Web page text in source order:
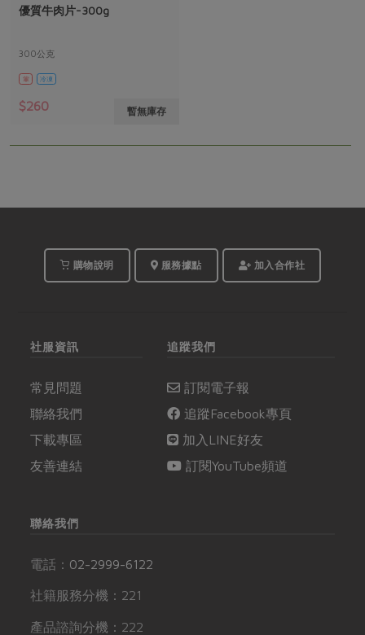
優質牛肉片-300g
300公克
葷 冷凍
$260 暫無庫存
購物說明 服務據點 加入合作社
社服資訊
常見問題
聯絡我們
下載專區
友善連結
追蹤我們
訂閱電子報
追蹤Facebook專頁
加入LINE好友
訂閱YouTube頻道
聯絡我們
電話： 02-2999-6122
社籍服務分機：221
產品諮詢分機：222